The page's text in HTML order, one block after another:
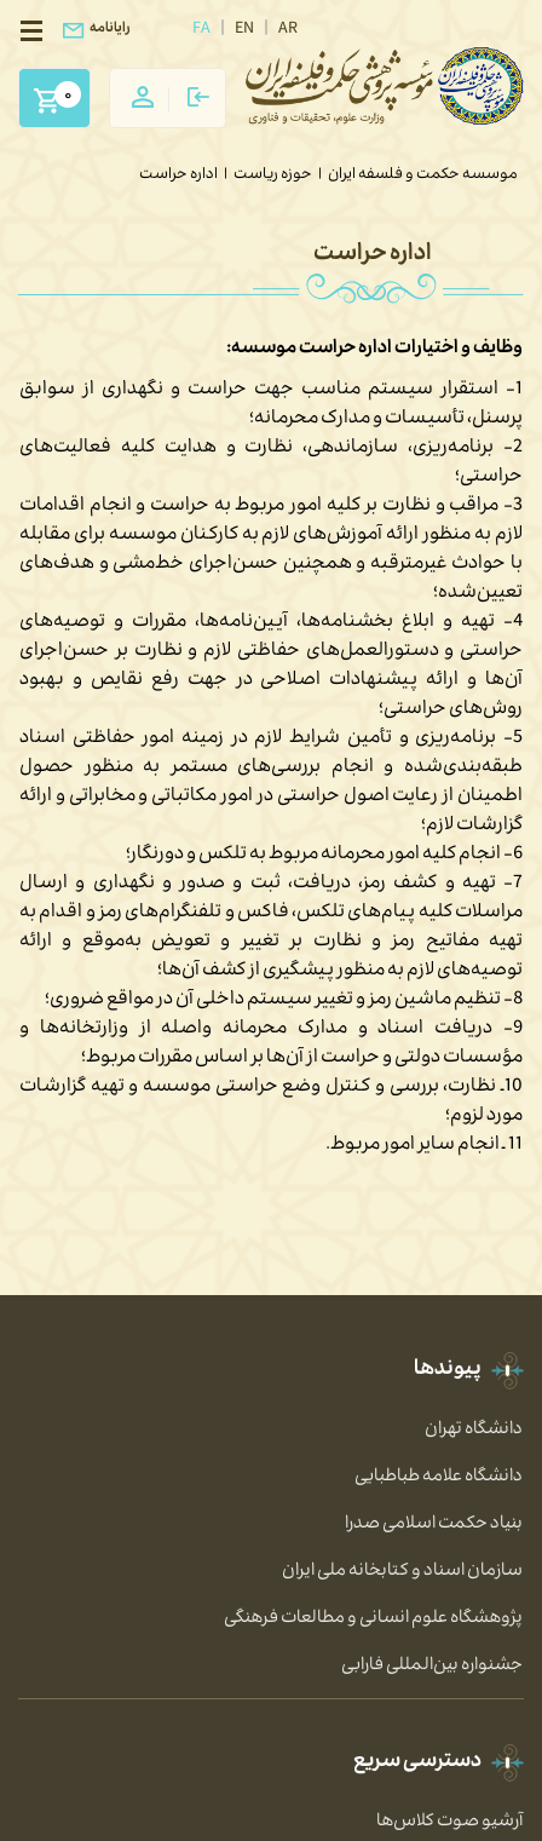
FA EN AR رایانامه
0
موسسه حکمت و فلسفه ایران | حوزه ریاست | اداره حراست
اداره حراست
وظایف و اختیارات اداره حراست موسسه:
1- استقرار سیستم مناسب جهت حراست و نگهداری از سوابق
پرسنل، تأسیسات و مدارک محرمانه؛
2- برنامه‌ریزی، سازماندهی، نظارت و هدایت کلیه فعالیت‌های
حراستی؛
3- مراقب و نظارت بر کلیه امور مربوط به حراست و انجام اقدامات
لازم به منظور ارائه آموزش‌های لازم به کارکنان موسسه برای مقابله
با حوادث غیرمترقبه و همچنین حسن‌اجرای خط‌مشی و هدف‌های
تعیین‌شده؛
4- تهیه و ابلاغ بخشنامه‌ها، آیین‌نامه‌ها، مقررات و توصیه‌های
حراستی و دستورالعمل‌های حفاظتی لازم و نظارت بر حسن‌اجرای
آن‌ها و ارائه پیشنهادات اصلاحی در جهت رفع نقایص و بهبود
روش‌های حراستی؛
5- برنامه‌ریزی و تأمین شرایط لازم در زمینه امور حفاظتی اسناد
طبقه‌بندی‌شده و انجام بررسی‌های مستمر به منظور حصول
اطمینان از رعایت اصول حراستی در امور مکاتباتی و مخابراتی و ارائه
گزارشات لازم؛
6- انجام کلیه امور محرمانه مربوط به تلکس و دورنگار؛
7- تهیه و کشف رمز، دریافت، ثبت و صدور و نگهداری و ارسال
مراسلات کلیه پیام‌های تلکس، فاکس و تلفنگرام‌های رمز و اقدام به
تهیه مفاتیح رمز و نظارت بر تغییر و تعویض به‌موقع و ارائه
توصیه‌های لازم به منظور پیشگیری از کشف آن‌ها؛
8- تنظیم ماشین رمز و تغییر سیستم داخلی آن در مواقع ضروری؛
9- دریافت اسناد و مدارک محرمانه واصله از وزارتخانه‌ها و
مؤسسات دولتی و حراست از آن‌ها بر اساس مقررات مربوط؛
10ـ نظارت، بررسی و کنترل وضع حراستی موسسه و تهیه گزارشات
مورد لزوم؛
11 ـ انجام سایر امور مربوط.
پیوندها
دانشگاه تهران
دانشگاه علامه طباطبایی
بنیاد حکمت اسلامی صدرا
سازمان اسناد و کتابخانه ملی ایران
پژوهشگاه علوم انسانی و مطالعات فرهنگی
جشنواره بین‌المللی فارابی
دسترسی سریع
آرشیو صوت کلاس‌ها